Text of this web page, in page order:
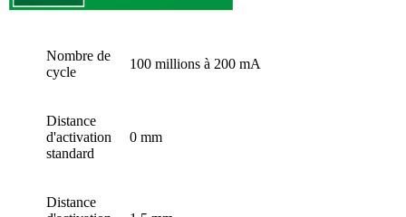
Nombre de
cycle
100 millions à 200 mA
Distance
d'activation
standard
0 mm
Distance